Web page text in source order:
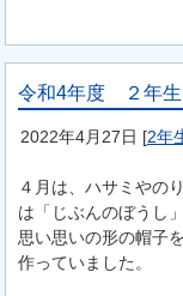
令和4年度 ２年
2022年4月27日 [2年
４月は、ハサミやの
は「じぶんのぼうし
思い思いの形の帽子
作っていました。